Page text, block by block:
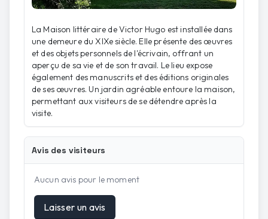
La Maison littéraire de Victor Hugo est installée dans
une demeure du XIXe siècle. Elle présente des œuvres
et des objets personnels de l'écrivain, offrant un
aperçu de sa vie et de son travail. Le lieu expose
également des manuscrits et des éditions originales
de ses œuvres. Un jardin agréable entoure la maison,
permettant aux visiteurs de se détendre après la
visite.
Avis des visiteurs
Aucun avis pour le moment
Laisser un avis